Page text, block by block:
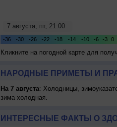
Кликните на погодной карте для
НАРОДНЫЕ ПРИМЕТЫ И
На 7 августа: Холодницы,
зима холодная.
ИНТЕРЕСНЫЕ ФАКТЫ О